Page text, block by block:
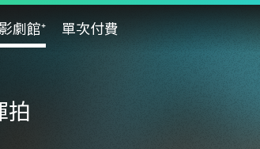
影劇館⁺ 單次付費
拍